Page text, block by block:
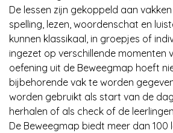
De lessen zijn gekoppeld aan
spelling, lezen, woordenschat en
kunnen klassikaal, in groepjes of
ingezet op verschillende momenten
oefening uit de Beweegmap hoeft
bijbehorende vak te worden
worden gebruikt als start van de
herhalen of als check of de
De Beweegmap biedt meer dan 100